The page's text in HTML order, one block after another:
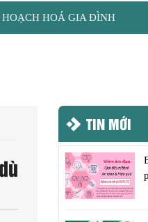
HOẠCH HOÁ GIA ĐÌNH
TIN MỚI